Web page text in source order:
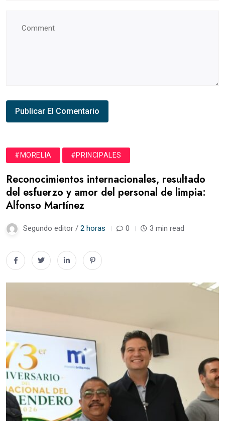
#MORELIA #PRINCIPALES
Reconocimientos internacionales, resultado
del esfuerzo y amor del personal de limpia:
Alfonso Martínez
Segundo editor / 2 horas 0 3 min read